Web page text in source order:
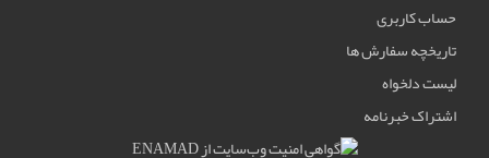
حساب کاربری
تاریخچه سفارش ها
لیست دلخواه
اشتراک خبرنامه